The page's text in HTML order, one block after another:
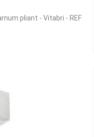
pliant - Vitabri - REF